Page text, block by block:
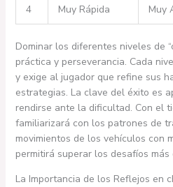
4 Muy Rápida Muy
Dominar los diferentes niveles de
práctica y perseverancia. Cada
y exige al jugador que refine sus
estrategias. La clave del éxito es
rendirse ante la dificultad. Con el
familiarizará con los patrones de
movimientos de los vehículos con
permitirá superar los desafíos más
La Importancia de los Reflejos en